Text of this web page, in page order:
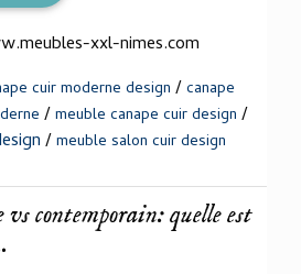
xxl-nimes.com
cuir moderne design /canape
/meuble canape cuir design /
/meuble salon cuir design
vs contemporain: quelle est